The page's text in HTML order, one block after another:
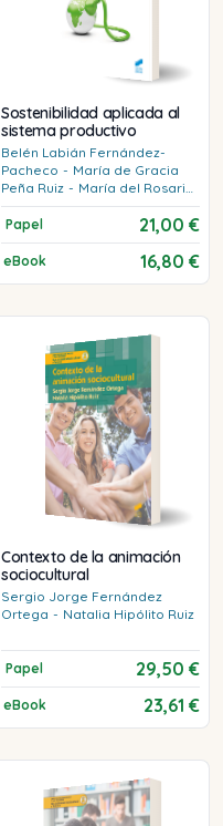
Sostenibilidad aplicada al
sistema productivo
Belén Labián Fernández-
Pacheco - María de Gracia
Peña Ruiz - María del Rosario
Tercero Cotillas
Papel
21,00 €
eBook 16,80 €
Contexto de la animación
sociocultural
Sergio Jorge Fernández
Ortega - Natalia Hipólito Ruiz
Papel 29,50 €
eBook 23,61 €